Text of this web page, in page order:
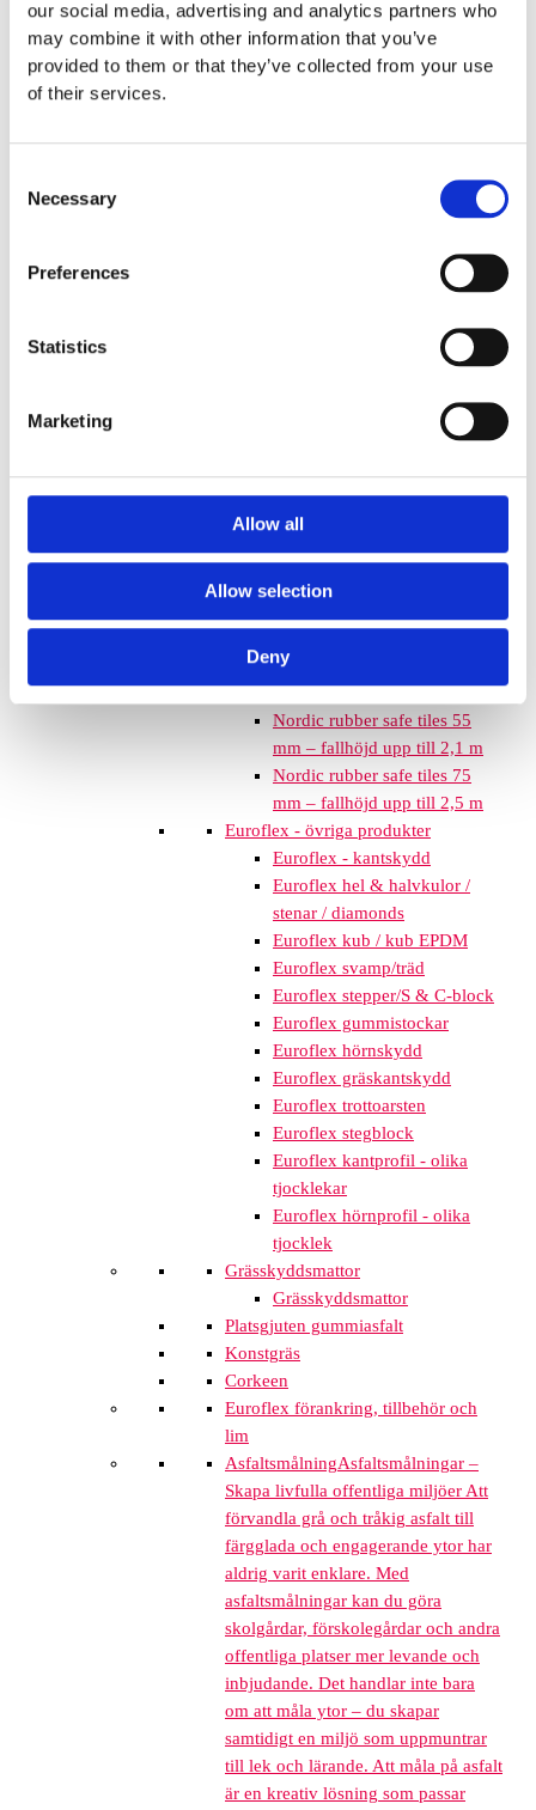
our social media, advertising and analytics partners who
may combine it with other information that you’ve
provided to them or that they’ve collected from your use
of their services.
Selection
Necessary
Preferences
Statistics
Marketing
Allow all
Allow selection
Deny
som de flesta barnen uppskattar. De
tar inte mycket plats och de fälls ner
i marken så de kan med fördel
springer mellan klätterställningar och
Euroflex fallskyddsmatta 30
mm - för fallhöjd till och med
mm - för fallhöjd 1,2 meter
Euroflex fallskyddsmatta 50
Euroflex fallskyddsmatta 60
mm – för fallhöjd 1,7 meter
Euroflex fallskyddsmatta 70
mm - för fallhöjd 2,1 meter
Euroflex fallskyddsmatta 80
mm - för fallhöjd 2,4 meter
Euroflex fallskyddsmatta 90
Nordic rubber safe tiles 40
mm – fallhöjd upp till 1,5 m
Nordic rubber safe tiles 55
mm – fallhöjd upp till 2,1 m
Nordic rubber safe tiles 75
mm – fallhöjd upp till 2,5 m
Euroflex - övriga produkter
Euroflex - kantskydd
Euroflex hel & halvkulor /
stenar / diamonds
Euroflex kub / kub EPDM
Euroflex svamp/träd
Euroflex stepper/S & C-block
Euroflex gummistockar
Euroflex hörnskydd
Euroflex gräskantskydd
Euroflex trottoarsten
Euroflex stegblock
Euroflex kantprofil - olika
tjocklekar
Euroflex hörnprofil - olika
tjocklek
Grässkyddsmattor
Grässkyddsmattor
Platsgjuten gummiasfalt
Konstgräs
Corkeen
Euroflex förankring, tillbehör och
lim
AsfaltsmålningAsfaltsmålningar –
Skapa livfulla offentliga miljöer Att
förvandla grå och tråkig asfalt till
färgglada och engagerande ytor har
aldrig varit enklare. Med
asfaltsmålningar kan du göra
skolgårdar, förskolegårdar och andra
offentliga platser mer levande och
inbjudande. Det handlar inte bara
om att måla ytor – du skapar
samtidigt en miljö som uppmuntrar
till lek och lärande. Att måla på asfalt
är en kreativ lösning som passar